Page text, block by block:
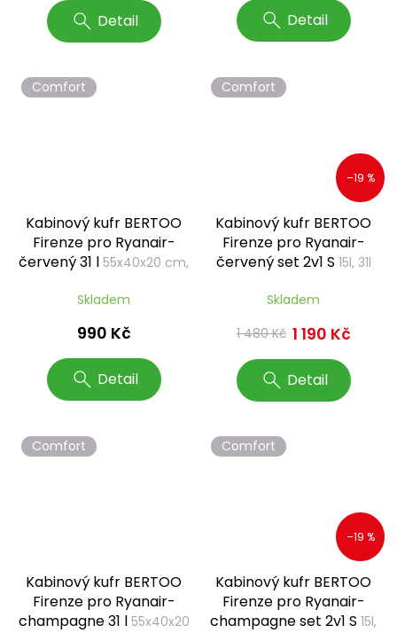
Detail Detail
Comfort
Kabinový kufr BERTOO
Firenze pro Ryanair-
červený 31 l 55x40x20 cm,
Skladem
990 Kč
Detail
Comfort
–19 %
Kabinový kufr BERTOO
Firenze pro Ryanair-
červený set 2v1 S 15l, 31l
Skladem
1 480 Kč 1 190 Kč
Detail
Comfort
Kabinový kufr BERTOO
Firenze pro Ryanair-
champagne 31 l 55x40x20
Comfort
–19 %
Kabinový kufr BERTOO
Firenze pro Ryanair-
champagne set 2v1 S 15l,